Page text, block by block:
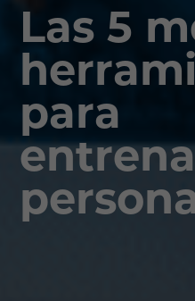
Las 5
para